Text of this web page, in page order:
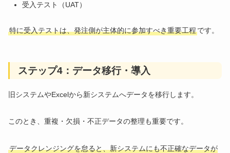
受入テスト（UAT）
特に受入テストは、発注側が主体的に参加すべき重要工程です。
ステップ4：データ移行・導入
旧システムやExcelから新システムへデータを移行します。
このとき、重複・欠損・不正データの整理も重要です。
データクレンジングを怠ると、新システムにも不正確なデータが